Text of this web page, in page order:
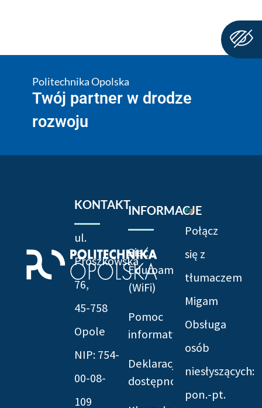
Politechnika Opolska
Twój partner w drodze
rozwoju
KONTAKT
ul.
Prószkowska
76,
45-758
Opole
NIP: 754-
00-08-
109
INFORMACJE
Sieć
Eduroam
(WiFi)
Pomoc
informatyczna
Deklaracja
dostępności
Połącz
się z
tłumaczem
Migam
Obsługa
osób
niesłyszących:
pon.-pt.